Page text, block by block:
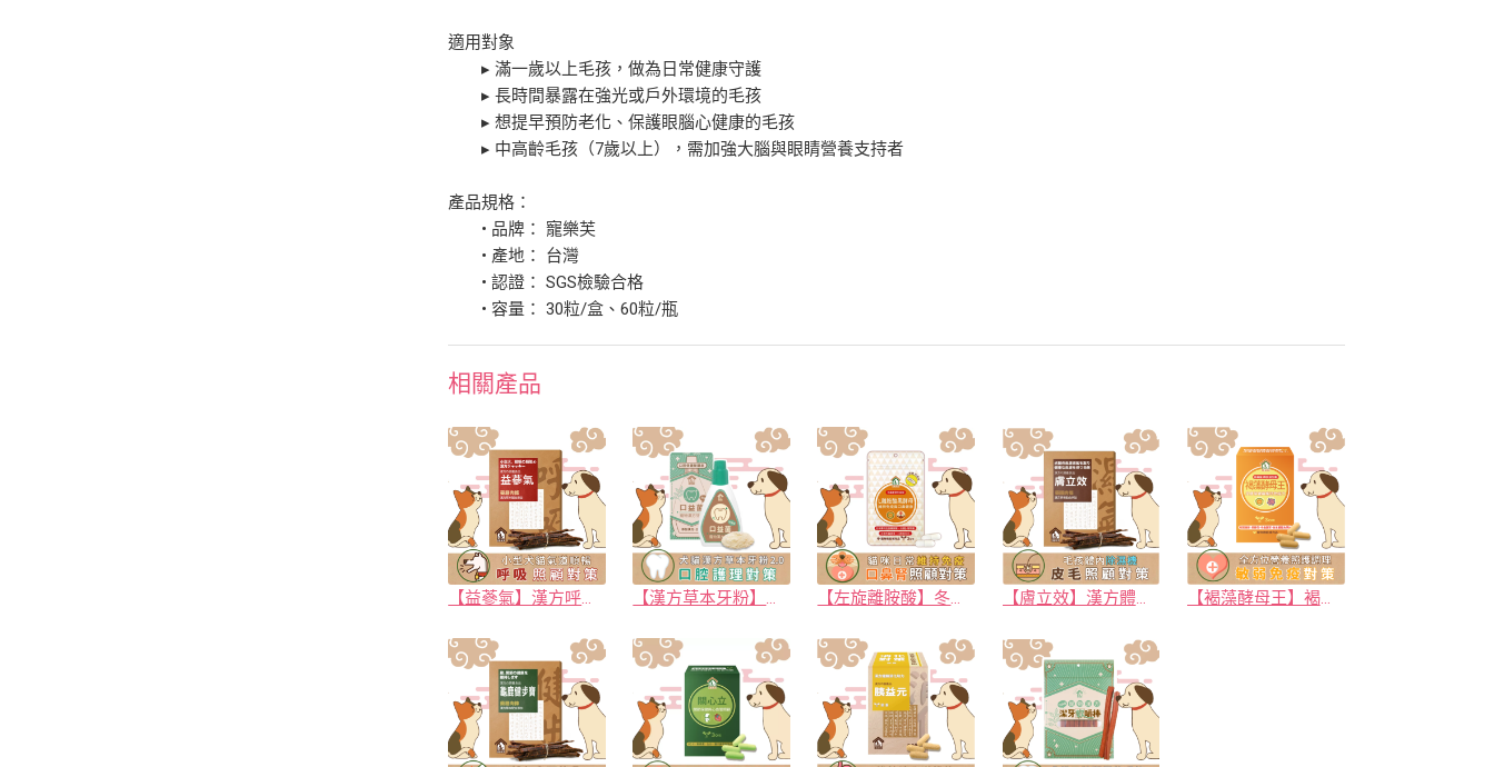
適用對象
▸ 滿一歲以上毛孩，做為日常健康守護
▸ 長時間暴露在強光或戶外環境的毛孩
▸ 想提早預防老化、保護眼腦心健康的毛孩
▸ 中高齡毛孩（7歲以上），需加強大腦與眼睛營養支持者
產品規格：
• 品牌： 寵樂芙
• 產地： 台灣
• 認證： SGS檢驗合格
• 容量： 30粒/盒、60粒/瓶
相關產品
【益蔘氣】漢方呼吸道氣管照顧對策 (肉條/膠囊) 呼吸照顧對策｜寵樂芙PetLove 【漢方草本牙粉】口益菌 添加漢方三七 維護口腔健康 (20g/瓶) *加強版｜寵樂芙PetLove 【左旋離胺酸】冬蟲夏草升級版30粒_貓眼口鼻腎照顧對策_小粒好餵食｜寵樂芙PetLove 【膚立效】漢方體內祛濕調養 (肉條/膠囊) 寵物皮毛保健 毛孩體內除濕機｜寵樂芙PetLove 【褐藻酵母王】褐藻＋黑酵母＋冬蟲夏草 皮毛保健與維持免疫力 新升級(+腸胃保健益生菌) 全齡防護提升｜寵樂芙PetLove